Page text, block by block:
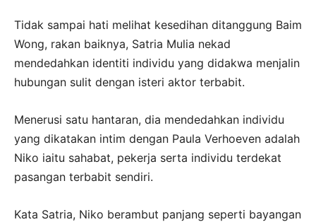
Tidak sampai hati melihat kesedihan ditanggung Baim
Wong, rakan baiknya, Satria Mulia nekad
mendedahkan identiti individu yang didakwa menjalin
hubungan sulit dengan isteri aktor terbabit.
Menerusi satu hantaran, dia mendedahkan individu
yang dikatakan intim dengan Paula Verhoeven adalah
Niko iaitu sahabat, pekerja serta individu terdekat
pasangan terbabit sendiri.
Kata Satria, Niko berambut panjang seperti bayangan